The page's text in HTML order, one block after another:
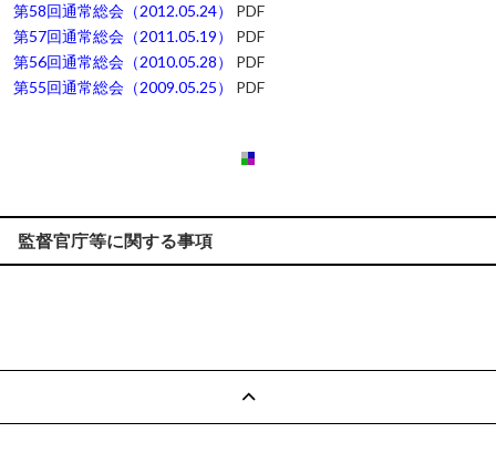
第58回通常総会（2012.05.24）
PDF
第57回通常総会（2011.05.19）
PDF
第56回通常総会（2010.05.28）
PDF
第55回通常総会（2009.05.25）
PDF
監督官庁等に関する事項